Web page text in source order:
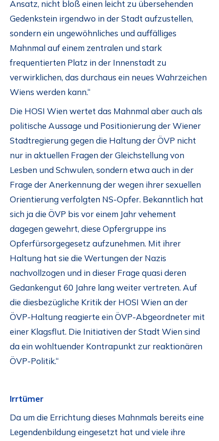
Ansatz, nicht bloß einen leicht zu übersehenden
Gedenkstein irgendwo in der Stadt aufzustellen,
sondern ein ungewöhnliches und auffälliges
Mahnmal auf einem zentralen und stark
frequentierten Platz in der Innenstadt zu
verwirklichen, das durchaus ein neues Wahrzeichen
Wiens werden kann.“
Die HOSI Wien wertet das Mahnmal aber auch als
politische Aussage und Positionierung der Wiener
Stadtregierung gegen die Haltung der ÖVP nicht
nur in aktuellen Fragen der Gleichstellung von
Lesben und Schwulen, sondern etwa auch in der
Frage der Anerkennung der wegen ihrer sexuellen
Orientierung verfolgten NS-Opfer. Bekanntlich hat
sich ja die ÖVP bis vor einem Jahr vehement
dagegen gewehrt, diese Opfergruppe ins
Opferfürsorgegesetz aufzunehmen. Mit ihrer
Haltung hat sie die Wertungen der Nazis
nachvollzogen und in dieser Frage quasi deren
Gedankengut 60 Jahre lang weiter vertreten. Auf
die diesbezügliche Kritik der HOSI Wien an der
ÖVP-Haltung reagierte ein ÖVP-Abgeordneter mit
einer Klagsflut. Die Initiativen der Stadt Wien sind
da ein wohltuender Kontrapunkt zur reaktionären
ÖVP-Politik.“
Irrtümer
Da um die Errichtung dieses Mahnmals bereits eine
Legendenbildung eingesetzt hat und viele ihre